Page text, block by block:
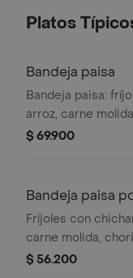
Platos
Bandeja paisa
Bandeja paisa:
arroz, carne
tajada de maduro,
$ 69.900
Bandeja paisa
Fríjoles con
carne molida,
de maduro, huevo
$ 56.200